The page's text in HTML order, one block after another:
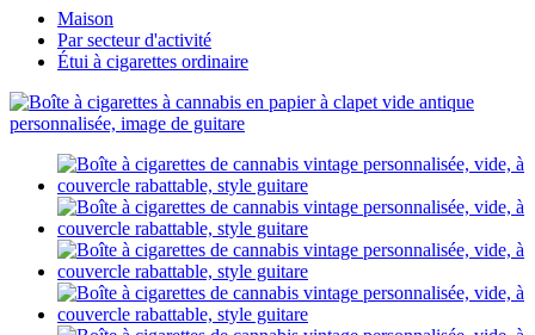
Maison
Par secteur d'activité
Étui à cigarettes ordinaire